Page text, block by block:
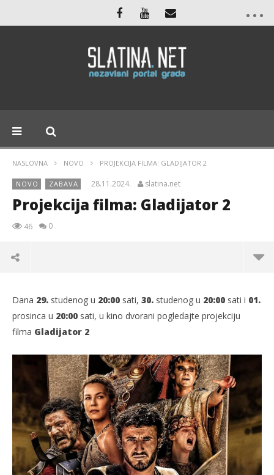
NASLOVNA NOVO PROJEKCIJA FILMA: GLADIJATOR 2
NOVO ZABAVA 28.11.2024. slatina.net
Projekcija filma: Gladijator 2
46 0
TRENUTNO OTVORENO
Projekcija filma: Gladijator 2
Dana 29. studenog u 20:00 sati, 30. studenog u 20:00 sati i 01.
prosinca u 20:00 sati, u kino dvorani pogledajte​ projekciju
filma Gladijator 2